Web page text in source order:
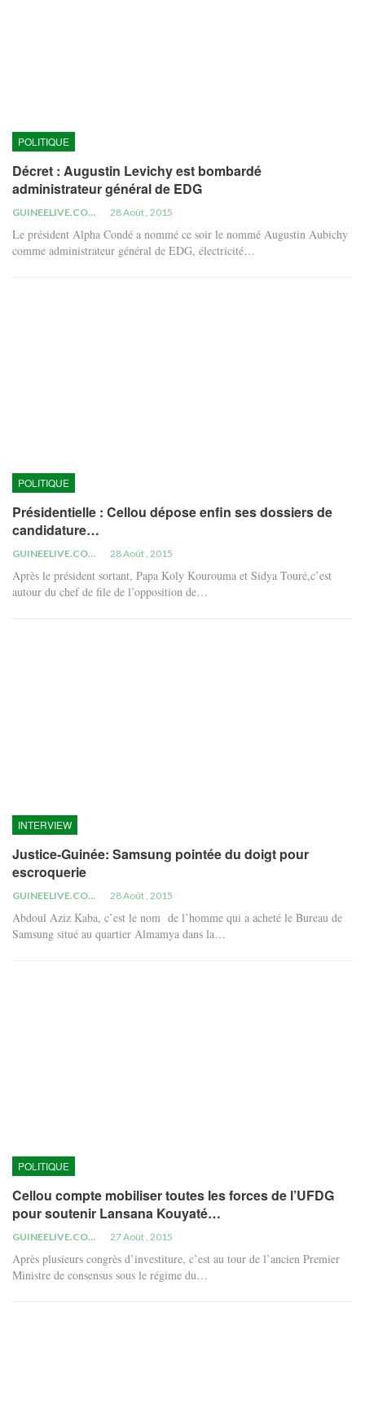
POLITIQUE
Décret : Augustin Levichy est bombardé
administrateur général de EDG
GUINEELIVE.COM 28 Août , 2015
Le président Alpha Condé a nommé ce soir le nommé Augustin Aubichy
comme administrateur général de EDG, électricité…
POLITIQUE
Présidentielle : Cellou dépose enfin ses dossiers de
candidature…
GUINEELIVE.COM 28 Août , 2015
Après le président sortant, Papa Koly Kourouma et Sidya Touré,c’est
autour du chef de file de l’opposition de…
INTERVIEW
Justice-Guinée: Samsung pointée du doigt pour
escroquerie
GUINEELIVE.COM 28 Août , 2015
Abdoul Aziz Kaba, c’est le nom de l’homme qui a acheté le Bureau de
Samsung situé au quartier Almamya dans la…
POLITIQUE
Cellou compte mobiliser toutes les forces de l’UFDG
pour soutenir Lansana Kouyaté…
GUINEELIVE.COM 27 Août , 2015
Après plusieurs congrès d’investiture, c’est au tour de l’ancien Premier
Ministre de consensus sous le régime du…